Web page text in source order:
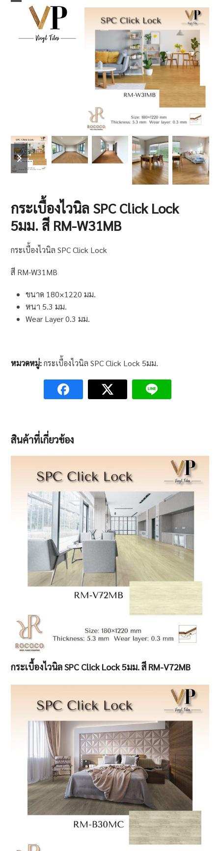
Open
mobile
Close
mobile
previous
slide
next
slide
กระเบื้องไวนิล SPC Click Lock
5มม. สี RM-W31MB
กระเบื้องไวนิล SPC Click Lock
สี RM-W31MB
ขนาด 180×1220 มม.
หนา 5.3 มม.
Wear Layer 0.3 มม.
หมวดหมู่: กระเบื้องไวนิล SPC Click Lock 5มม.
สินค้าที่เกี่ยวข้อง
กระเบื้องไวนิล SPC Click Lock 5มม. สี RM-V72MB